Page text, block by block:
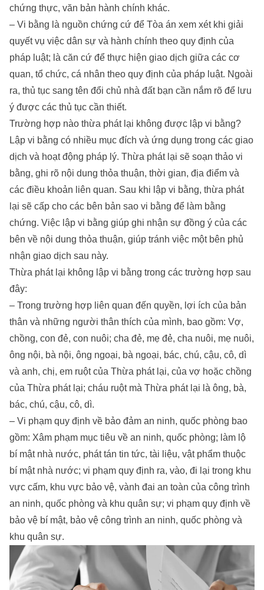
chứng thực, văn bản hành chính khác.
– Vi bằng là nguồn chứng cứ để Tòa án xem xét khi giải
quyết vụ việc dân sự và hành chính theo quy định của
pháp luật; là căn cứ để thực hiện giao dịch giữa các cơ
quan, tổ chức, cá nhân theo quy định của pháp luật. Ngoài
ra, thủ tục sang tên đổi chủ nhà đấtbạn cần nắm rõ để lưu
ý được các thủ tục cần thiết.
Trường hợp nào thừa phát lại không được lập vi bằng?
Lập vi bằng có nhiều mục đích và ứng dụng trong các giao
dịch và hoạt động pháp lý. Thừa phát lại sẽ soạn thảo vi
bằng, ghi rõ nội dung thỏa thuận, thời gian, địa điểm và
các điều khoản liên quan. Sau khi lập vi bằng, thừa phát
lại sẽ cấp cho các bên bản sao vi bằng để làm bằng
chứng. Việc lập vi bằng giúp ghi nhận sự đồng ý của các
bên về nội dung thỏa thuận, giúp tránh việc một bên phủ
nhận giao dịch sau này.
Thừa phát lại không lập vi bằng trong các trường hợp sau
đây:
– Trong trường hợp liên quan đến quyền, lợi ích của bản
thân và những người thân thích của mình, bao gồm: Vợ,
chồng, con đẻ, con nuôi; cha đẻ, mẹ đẻ, cha nuôi, mẹ nuôi,
ông nội, bà nội, ông ngoại, bà ngoại, bác, chú, cậu, cô, dì
và anh, chị, em ruột của Thừa phát lại, của vợ hoặc chồng
của Thừa phát lại; cháu ruột mà Thừa phát lại là ông, bà,
bác, chú, cậu, cô, dì.
– Vi phạm quy định về bảo đảm an ninh, quốc phòng bao
gồm: Xâm phạm mục tiêu về an ninh, quốc phòng; làm lộ
bí mật nhà nước, phát tán tin tức, tài liệu, vật phẩm thuộc
bí mật nhà nước; vi phạm quy định ra, vào, đi lại trong khu
vực cấm, khu vực bảo vệ, vành đai an toàn của công trình
an ninh, quốc phòng và khu quân sự; vi phạm quy định về
bảo vệ bí mật, bảo vệ công trình an ninh, quốc phòng và
khu quân sự.